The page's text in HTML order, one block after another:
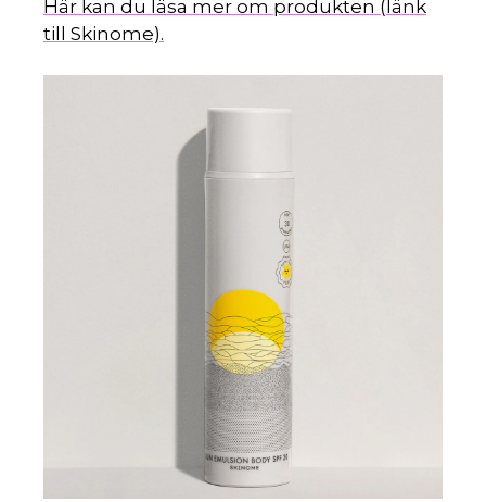
Här kan du läsa mer om produkten (länk
till Skinome).